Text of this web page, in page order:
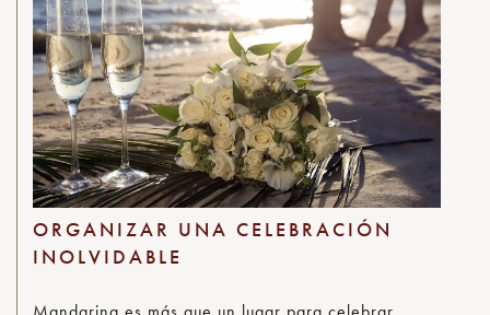
ORGANIZAR UNA CELEBRACIÓN
INOLVIDABLE